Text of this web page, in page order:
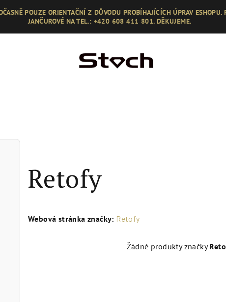
POUZE ORIENTAČNÍ Z DŮVODU PROBÍHAJÍCÍCH ÚPRAV ESHOPU.
JANČUROVÉ NA TEL.: +420 608 411 801. DĚKUJEME.
Retofy
Webová stránka značky: Retofy
Žádné produkty značky